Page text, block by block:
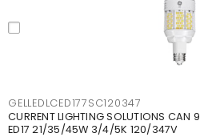
GELLEDLCED177SC120347
CURRENT LIGHTING SOLUTIONS CAN
ED17 21/35/45W 3/4/5K 120/347V